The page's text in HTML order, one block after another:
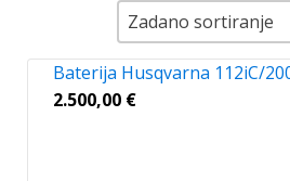
Sortiranje
Zadano sortiranje
Sortiranje
Baterija Husqvarna 112iC/
2.500,00 €